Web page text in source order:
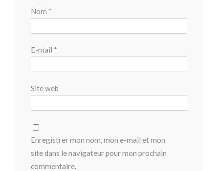
Nom *
E-mail *
Site web
Enregistrer mon nom, mon e-mail et mon
site dans le navigateur pour mon prochain
commentaire.